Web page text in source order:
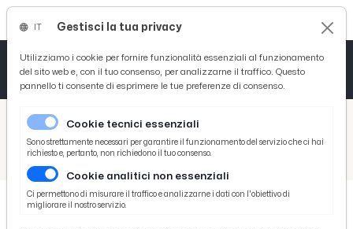
/ Picenotime
/ Ascoli Time
Ascoli Calcio, finale di stagione in crescendo per "El Pibe" Silipo con una prestazione monstre nel match decisivo contro l'Union Brescia
Gestisci la tua privacy
Utilizziamo i cookie per fornire funzionalità essenziali al funzionamento
del sito web e, con il tuo consenso, per analizzarne il traffico. Questo
pannello ti consente di esprimere le tue preferenze di consenso.
Cookie tecnici essenziali
Sono strettamente necessari per garantire il funzionamento del servizio che ci hai
richiesto e, pertanto, non richiedono il tuo consenso.
Cookie analitici non essenziali
Ci permettono di misurare il traffico e analizzarne i dati con l'obiettivo di
migliorare il nostro servizio.
Tutto News
Tutto Sport
Basket
Ciclismo
Tutto Curiosità